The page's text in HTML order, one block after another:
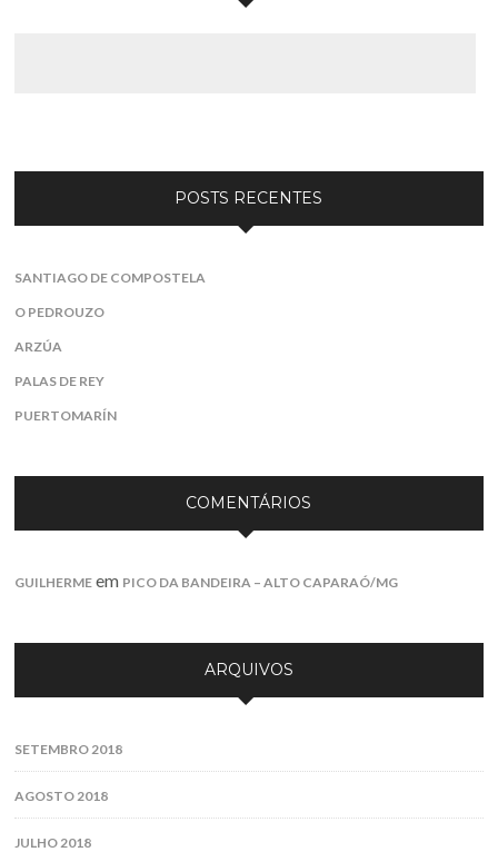
POSTS RECENTES
SANTIAGO DE COMPOSTELA
O PEDROUZO
ARZÚA
PALAS DE REY
PUERTOMARÍN
COMENTÁRIOS
GUILHERME em PICO DA BANDEIRA – ALTO CAPARAÓ/MG
ARQUIVOS
SETEMBRO 2018
AGOSTO 2018
JULHO 2018